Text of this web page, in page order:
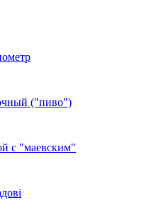
("пиво")
с "маевским"